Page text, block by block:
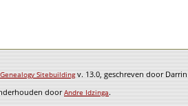
Sitebuildingv. 13.0, geschreven door
doorAndre Idzinga.